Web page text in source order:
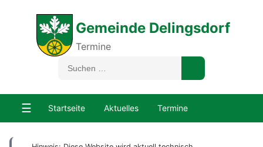
Gemeinde Delingsdorf
Termine
☰ Startseite Aktuelles Termine